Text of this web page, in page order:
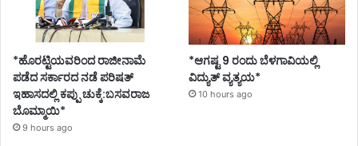
*ಹೊರಟ್ಟಿಯವರಿಂದ ರಾಜೀನಾಮೆ
ಪಡೆದ ಸರ್ಕಾರದ ನಡೆ ಪರಿಷತ್
ಇಹಾಸದಲ್ಲಿ ಕಪ್ಪು ಚುಕ್ಕೆ:ಬಸವರಾಜ
ಬೊಮ್ಮಾಯಿ*
9 hours ago
*ಆಗಷ್ಟ 9 ರಂದು ಬೆಳಗಾವಿಯಲ್ಲಿ
ವಿದ್ಯುತ್ ವ್ಯತ್ಯಯ*
10 hours ago